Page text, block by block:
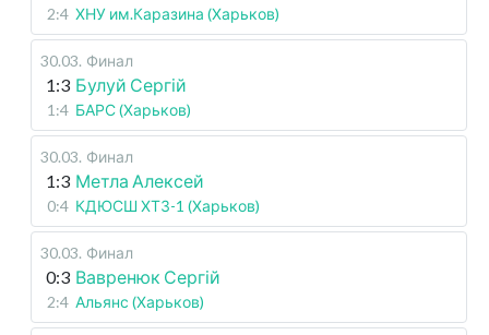
2:4 ХНУ им.Каразина (Харьков)
30.03. Финал
1:3 Булуй Сергій
1:4 БАРС (Харьков)
30.03. Финал
1:3 Метла Алексей
0:4 КДЮСШ ХТЗ-1 (Харьков)
30.03. Финал
0:3 Вавренюк Сергій
2:4 Альянс (Харьков)